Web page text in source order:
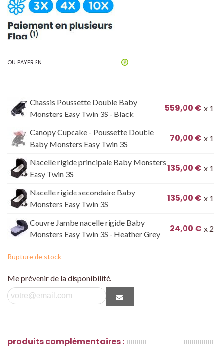
OU PAYER EN
Chassis Poussette Double Baby
Monsters Easy Twin 3S - Black
559,00 € x 1
Canopy Cupcake - Poussette Double
Baby Monsters Easy Twin 3S
70,00 € x 1
Nacelle rigide principale Baby Monsters
Easy Twin 3S
135,00 € x 1
Nacelle rigide secondaire Baby
Monsters Easy Twin 3S
135,00 € x 1
Couvre Jambe nacelle rigide Baby
Monsters Easy Twin 3S - Heather Grey
24,00 € x 2
Rupture de stock
Me prévenir de la disponibilité.
produits complémentaires :